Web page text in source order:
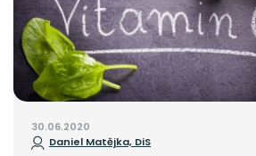
30.06.2020
Daniel Matějka, DiS